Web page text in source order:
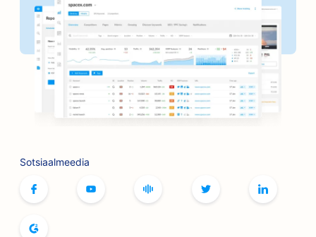
SEO pagaritöökodadele
SEO juuksuripoodidele
SEO grillimisvõimaluste jaoks
SEO boutique'idele
SEO Botoxi ja täiteainete teenuste jaoks
SEO raamatupoodidele
Sotsiaalmeedia